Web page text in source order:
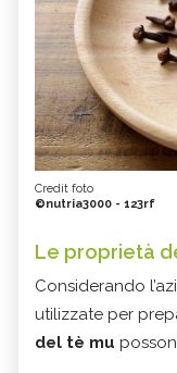
Credit foto
©nutria3000 - 123rf
Le proprietà
Considerando
utilizzate per
del tè mu